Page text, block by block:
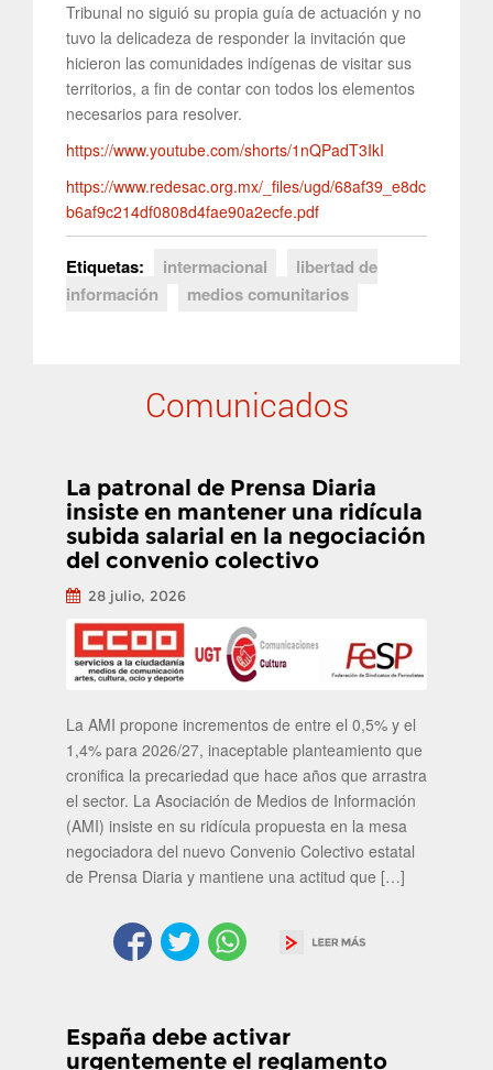
Tribunal no siguió su propia guía de actuación y no
tuvo la delicadeza de responder la invitación que
hicieron las comunidades indígenas de visitar sus
territorios, a fin de contar con todos los elementos
necesarios para resolver.
https://www.youtube.com/shorts/1nQPadT3IkI
https://www.redesac.org.mx/_files/ugd/68af39_e8dc
b6af9c214df0808d4fae90a2ecfe.pdf
Etiquetas: intermacional
libertad de
información
medios comunitarios
Comunicados
La patronal de Prensa Diaria
insiste en mantener una ridícula
subida salarial en la negociación
del convenio colectivo
28 julio, 2026
La AMI propone incrementos de entre el 0,5% y el
1,4% para 2026/27, inaceptable planteamiento que
cronifica la precariedad que hace años que arrastra
el sector. La Asociación de Medios de Información
(AMI) insiste en su ridícula propuesta en la mesa
negociadora del nuevo Convenio Colectivo estatal
de Prensa Diaria y mantiene una actitud que […]
España debe activar
urgentemente el reglamento